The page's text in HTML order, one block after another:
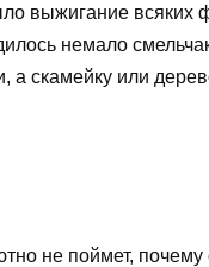
выжигание всяких
немало
а скамейку или
не поймет, почему